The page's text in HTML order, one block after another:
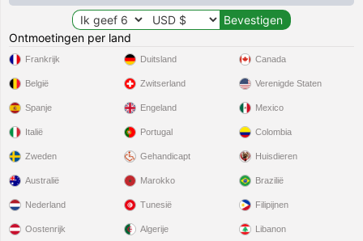
Ontmoetingen per land
Frankrijk
België
Spanje
Italië
Zweden
Duitsland
Zwitserland
Engeland
Portugal
Gehandicapt
Canada
Verenigde Staten
Mexico
Colombia
Huisdieren
Australië
Nederland
Oostenrijk
Marokko
Tunesië
Algerije
Brazilië
Filipijnen
Libanon